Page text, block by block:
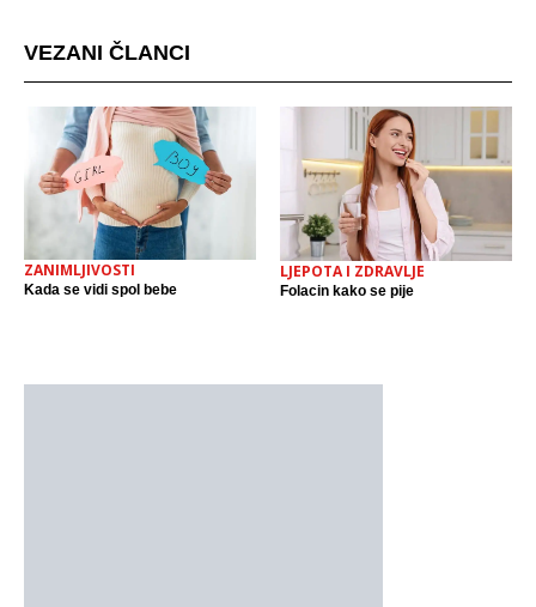
VEZANI ČLANCI
ZANIMLJIVOSTI
Kada se vidi spol bebe
LJEPOTA I ZDRAVLJE
Folacin kako se pije